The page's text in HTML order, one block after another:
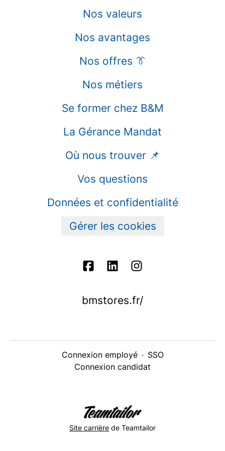
Nos valeurs
Nos avantages
Nos offres 👔
Nos métiers
Se former chez B&M
La Gérance Mandat
Où nous trouver 📌
Vos questions
Données et confidentialité
Gérer les cookies
bmstores.fr/
Connexion employé · SSO
Connexion candidat
Site carrière de Teamtailor